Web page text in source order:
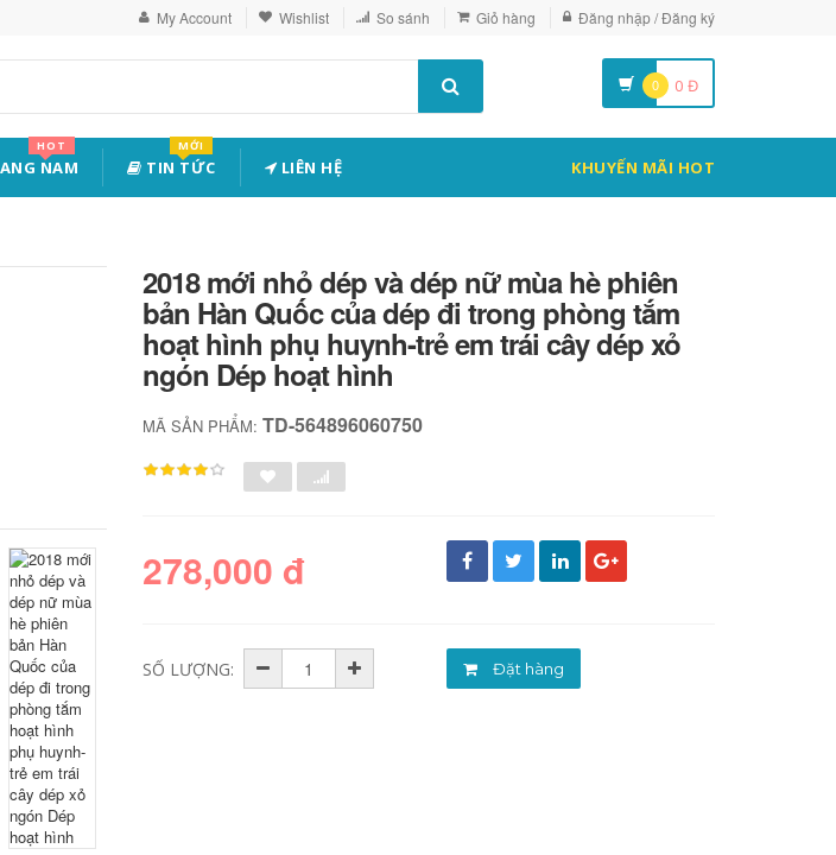
My Account Wishlist So sánh Giỏ hàng Đăng nhập / Đăng ký
0 0 Đ
NAM
HOT
TIN TỨC
MỚI
LIÊN HỆ KHUYẾN MÃI HOT
2018 mới nhỏ dép và dép nữ mùa hè phiên
bản Hàn Quốc của dép đi trong phòng tắm
hoạt hình phụ huynh-trẻ em trái cây dép xỏ
ngón Dép hoạt hình
MÃ SẢN PHẨM:TD-564896060750
278,000 đ
SỐ LƯỢNG: Đặt hàng